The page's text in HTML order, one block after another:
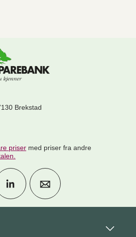
Brekstad
priser med priser fra andre
.